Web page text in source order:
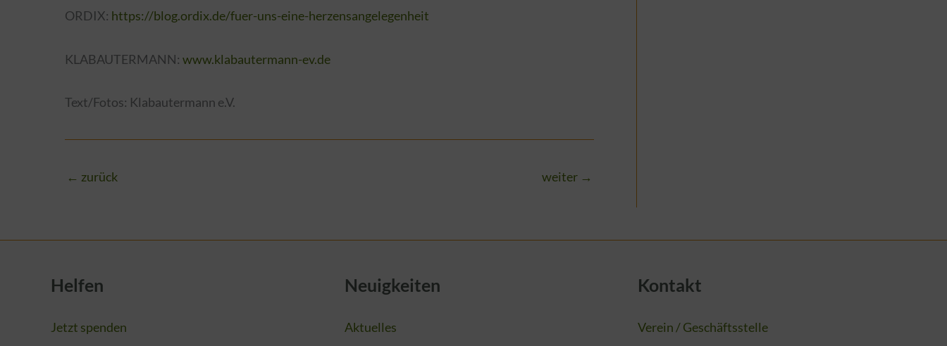
ORDIX: https://blog.ordix.de/fuer-uns-eine-herzensangelegenheit
KLABAUTERMANN: www.klabautermann-ev.de
Text/Fotos: Klabautermann e.V.
← zurück weiter →
Helfen
Jetzt spenden
Neuigkeiten
Aktuelles
Kontakt
Verein / Geschäftsstelle